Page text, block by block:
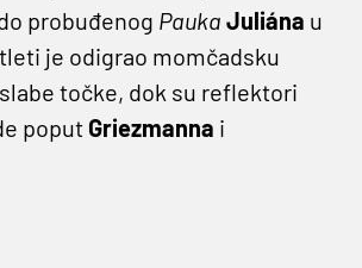
probuđenog Pauka Juliána u
je odigrao momčadsku
točke, dok su reflektori
poput Griezmanna i